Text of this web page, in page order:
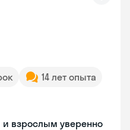
14 лет опыта
и взрослым уверенно